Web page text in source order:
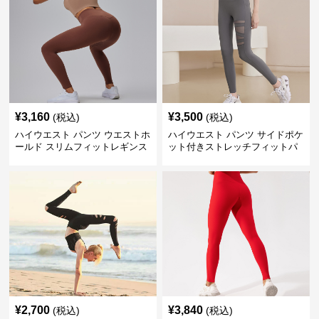
¥3,160 (税込)
ハイウエスト パンツ ウエストホ
ールド スリムフィットレギンス
¥3,500 (税込)
ハイウエスト パンツ サイドポケ
ット付きストレッチフィットパ
¥2,700 (税込) ¥3,840 (税込)